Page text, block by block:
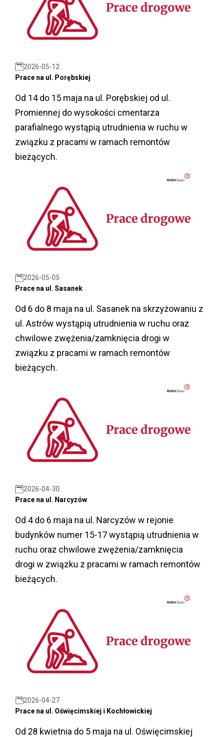
2026-05-12
Prace na ul. Porębskiej
Od 14 do 15 maja na ul. Porębskiej od ul.
Promiennej do wysokości cmentarza
parafialnego wystąpią utrudnienia w ruchu w
związku z pracami w ramach remontów
bieżących.
2026-05-05
Prace na ul. Sasanek
Od 6 do 8 maja na ul. Sasanek na skrzyżowaniu z
ul. Astrów wystąpią utrudnienia w ruchu oraz
chwilowe zwężenia/zamknięcia drogi w
związku z pracami w ramach remontów
bieżących.
2026-04-30
Prace na ul. Narcyzów
Od 4 do 6 maja na ul. Narcyzów w rejonie
budynków numer 15-17 wystąpią utrudnienia w
ruchu oraz chwilowe zwężenia/zamknięcia
drogi w związku z pracami w ramach remontów
bieżących.
2026-04-27
Prace na ul. Oświęcimskiej i Kochłowickiej
Od 28 kwietnia do 5 maja na ul. Oświęcimskiej